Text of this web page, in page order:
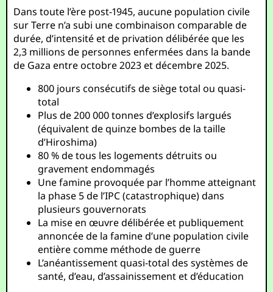
Dans toute l’ère post-1945, aucune population civile
sur Terre n’a subi une combinaison comparable de
durée, d’intensité et de privation délibérée que les
2,3 millions de personnes enfermées dans la bande
de Gaza entre octobre 2023 et décembre 2025.
800 jours consécutifs de siège total ou quasi-
total
Plus de 200 000 tonnes d’explosifs largués
(équivalent de quinze bombes de la taille
d’Hiroshima)
80 % de tous les logements détruits ou
gravement endommagés
Une famine provoquée par l’homme atteignant
la phase 5 de l’IPC (catastrophique) dans
plusieurs gouvernorats
La mise en œuvre délibérée et publiquement
annoncée de la famine d’une population civile
entière comme méthode de guerre
L’anéantissement quasi-total des systèmes de
santé, d’eau, d’assainissement et d’éducation